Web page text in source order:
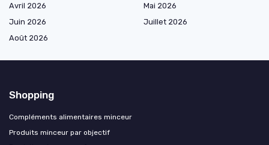
Avril 2026
Mai 2026
Juin 2026
Juillet 2026
Août 2026
Shopping
Compléments alimentaires minceur
Produits minceur par objectif